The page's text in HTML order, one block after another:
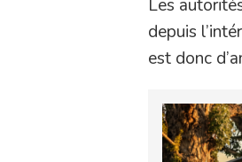
Les
depuis
est donc